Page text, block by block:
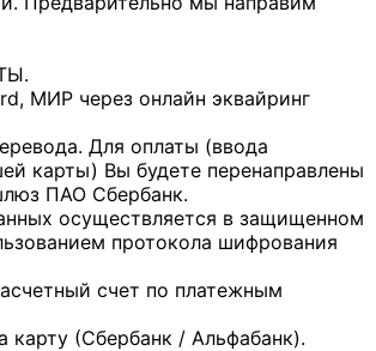
МИР через онлайн эквайринг
Для оплаты (ввода
карты) Вы будете перенаправлены
ПАО Сбербанк.
осуществляется в защищенном
протокола шифрования
счет по платежным
карту (Сбербанк / Альфабанк).